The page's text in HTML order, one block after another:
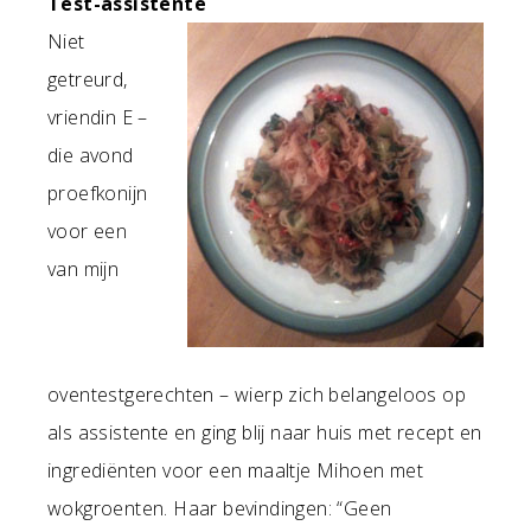
Niet
getreurd,
vriendin E –
die avond
proefkonijn
voor een
van mijn
oventestgerechten – wierp zich belangeloos op
als assistente en ging blij naar huis met recept en
ingrediënten voor een maaltje Mihoen met
wokgroenten. Haar bevindingen: “Geen